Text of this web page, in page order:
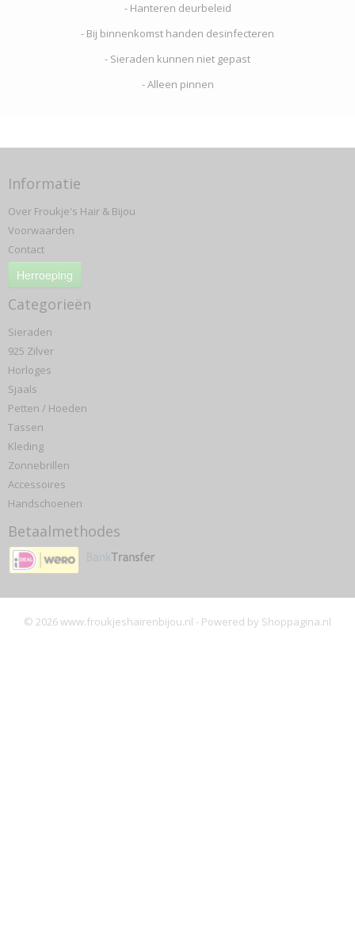
- Hanteren deurbeleid
- Bij binnenkomst handen desinfecteren
- Sieraden kunnen niet gepast
- Alleen pinnen
Informatie
Over Froukje's Hair & Bijou
Voorwaarden
Contact
Herroeping
Categorieën
Sieraden
925 Zilver
Horloges
Sjaals
Petten / Hoeden
Tassen
Kleding
Zonnebrillen
Accessoires
Handschoenen
Betaalmethodes
© 2026 www.froukjeshairenbijou.nl - Powered by Shoppagina.nl